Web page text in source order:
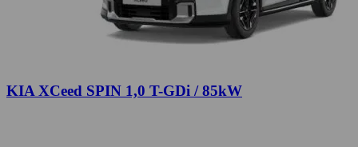
KIA XCeed SPIN 1,0 T-GDi / 85kW